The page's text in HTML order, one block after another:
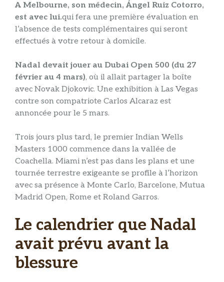
A Melbourne, son médecin, Ángel Ruiz Cotorro,
est avec lui.qui fera une première évaluation en
l’absence de tests complémentaires qui seront
effectués à votre retour à domicile.
Nadal devait jouer au Dubai Open 500 (du 27
février au 4 mars), où il allait partager la boîte
avec Novak Djokovic. Une exhibition à Las Vegas
contre son compatriote Carlos Alcaraz est
annoncée pour le 5 mars.
Trois jours plus tard, le premier Indian Wells
Masters 1000 commence dans la vallée de
Coachella. Miami n’est pas dans les plans et une
tournée terrestre exigeante se profile à l’horizon
avec sa présence à Monte Carlo, Barcelone, Mutua
Madrid Open, Rome et Roland Garros.
Le calendrier que Nadal
avait prévu avant la
blessure